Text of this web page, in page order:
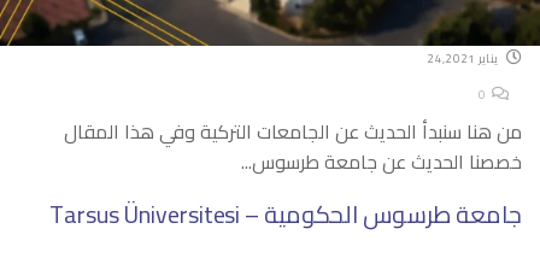
يناير 24,2021
جامعة طرسوس الحكومية – Tarsus Üniversitesi
من هنا سنبدأ الحديث عن الجامعات التركية وفي هذا المقال
خصصنا الحديث عن جامعة طرسوس...
0